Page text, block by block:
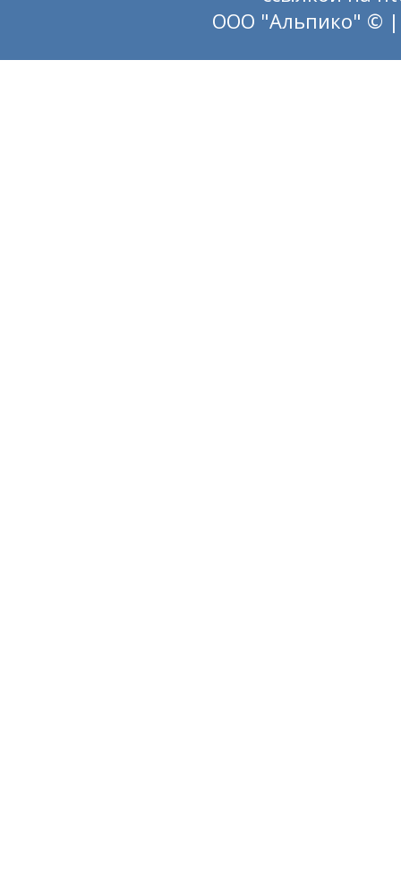
ООО "Альпико" © |